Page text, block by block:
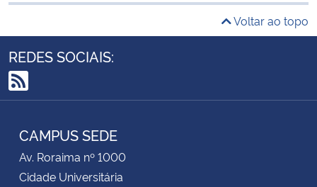
Voltar ao topo
REDES SOCIAIS:
RSS
CAMPUS SEDE
Av. Roraima nº 1000
Cidade Universitária